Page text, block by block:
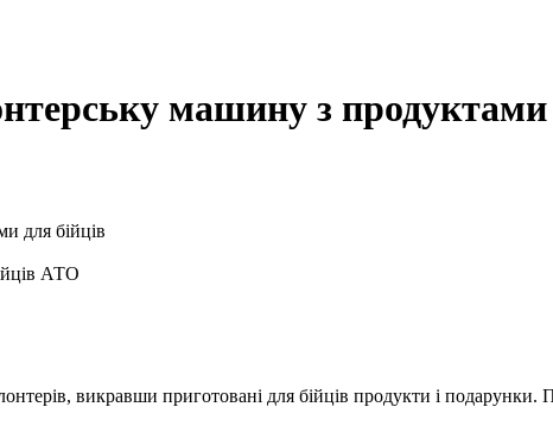
машину з продуктами
АТО
викравши приготовані для бійців продукти і подарунки.